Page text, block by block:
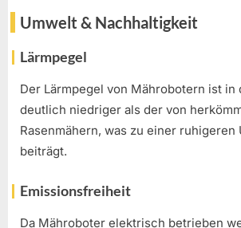
Umwelt & Nachhaltigkeit
Lärmpegel
Der Lärmpegel von Mährobotern ist in
deutlich niedriger als der von
Rasenmähern, was zu einer ruhigeren
beiträgt.
Emissionsfreiheit
Da Mähroboter elektrisch betrieben